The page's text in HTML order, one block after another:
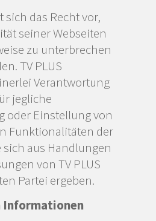
sich das Recht vor,
seiner Webseiten
zu unterbrechen
TV PLUS
Verantwortung
jegliche
oder Einstellung von
Funktionalitäten der
sich aus Handlungen
von TV PLUS
Partei ergeben.
Informationen